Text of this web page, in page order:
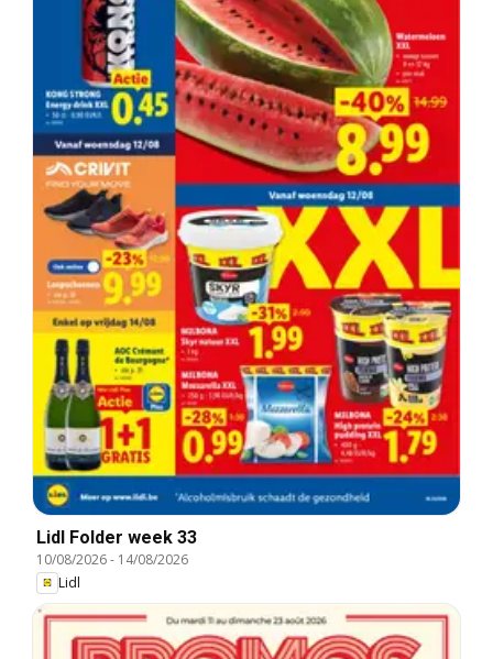
Lidl Folder week 33
10/08/2026- 14/08/2026
Lidl